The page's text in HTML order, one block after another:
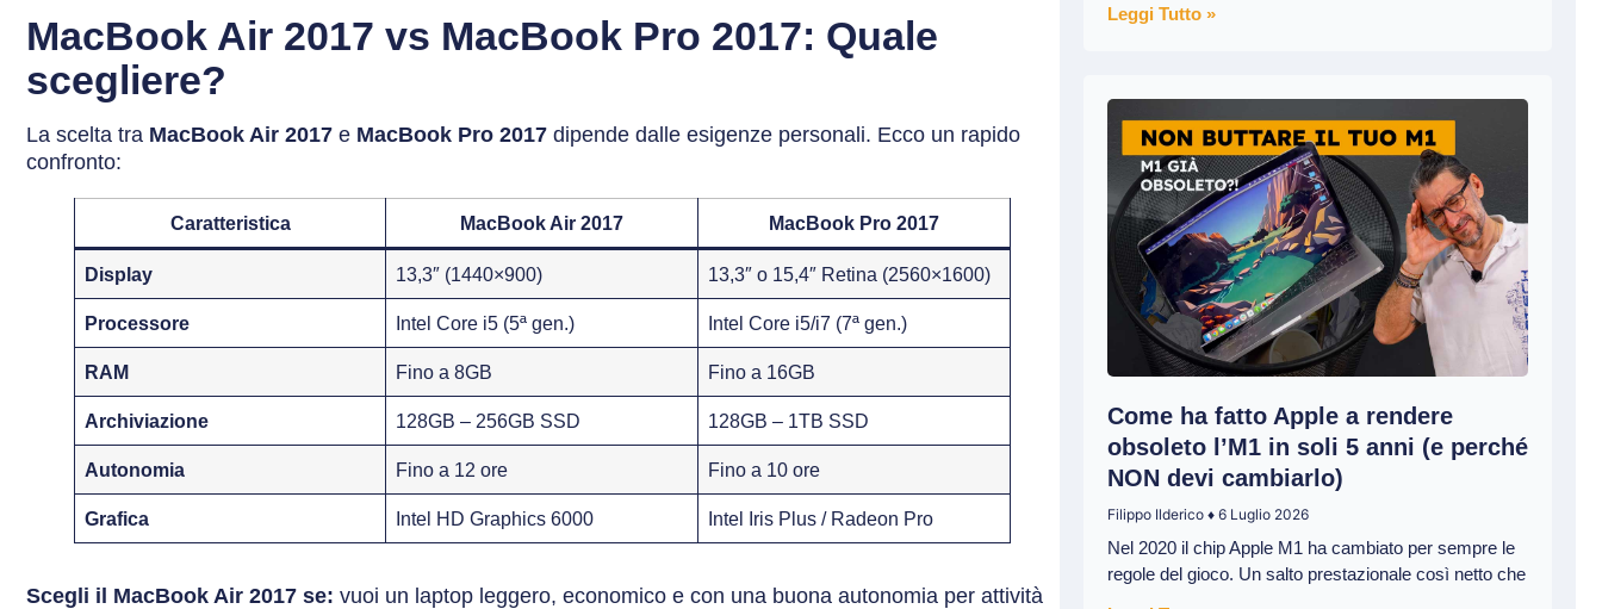
MacBook Air 2017 vs MacBook Pro 2017: Quale
scegliere?
La scelta tra MacBook Air 2017 e MacBook Pro 2017 dipende dalle esigenze personali. Ecco un rapido
confronto:
Caratteristica MacBook Air 2017 MacBook Pro 2017
Display 13,3″ (1440×900) 13,3″ o 15,4″ Retina (2560×1600)
Processore Intel Core i5 (5ª gen.) Intel Core i5/i7 (7ª gen.)
RAM Fino a 8GB Fino a 16GB
Archiviazione 128GB – 256GB SSD 128GB – 1TB SSD
Autonomia Fino a 12 ore Fino a 10 ore
Grafica Intel HD Graphics 6000 Intel Iris Plus / Radeon Pro
Scegli il MacBook Air 2017 se: vuoi un laptop leggero, economico e con una buona autonomia per attività
Leggi Tutto »
Come ha fatto Apple a rendere
obsoleto l’M1 in soli 5 anni (e perché
NON devi cambiarlo)
Filippo Ilderico 6 Luglio 2026
Nel 2020 il chip Apple M1 ha cambiato per sempre le
regole del gioco. Un salto prestazionale così netto che